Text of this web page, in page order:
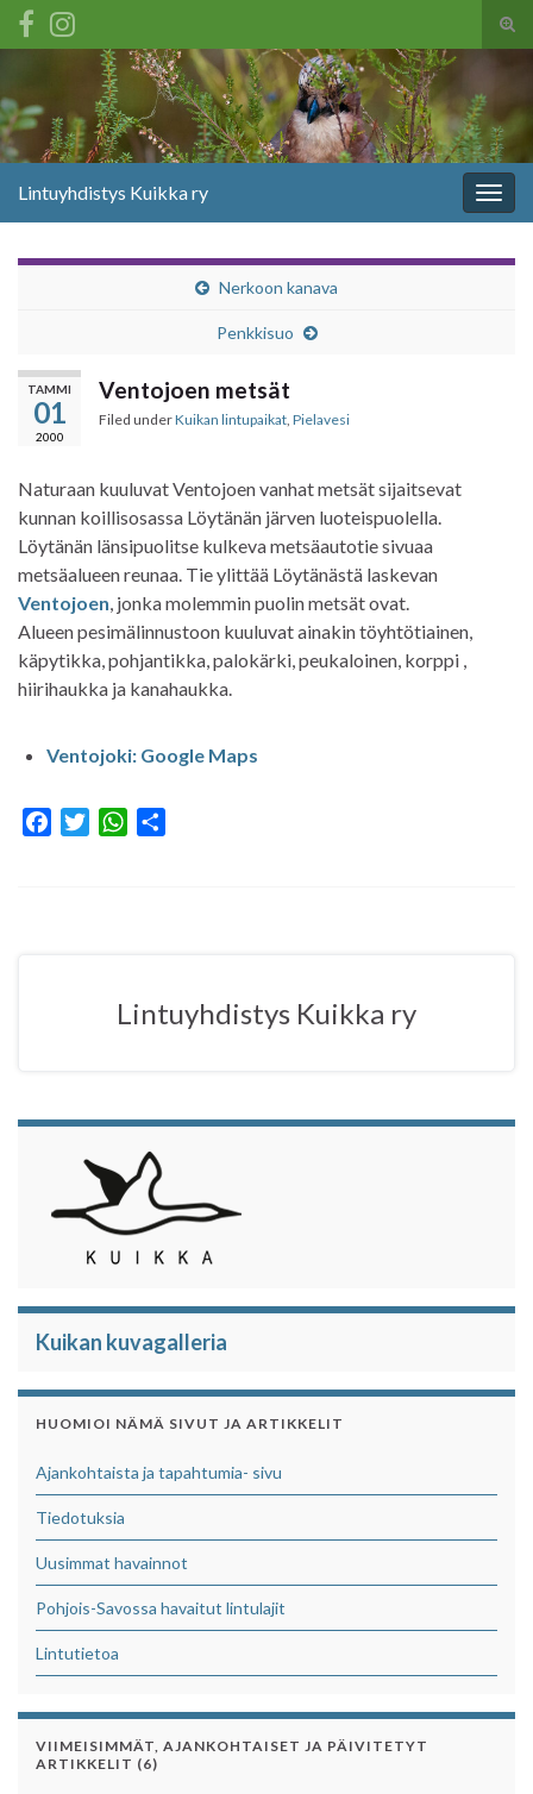
Search for:
Lintuyhdistys Kuikka ry
Nerkoon kanava
Penkkisuo
TAMMI
01
2000
Ventojoen metsät
Filed underKuikan lintupaikat Pielavesi
Naturaan kuuluvat Ventojoen vanhat metsät sijaitsevat
kunnan koillisosassa Löytänän järven luoteispuolella.
Löytänän länsipuolitse kulkeva metsäautotie sivuaa
metsäalueen reunaa. Tie ylittää Löytänästä laskevan
Ventojoen , jonka molemmin puolin metsät ovat.
Alueen pesimälinnustoon kuuluvat ainakin töyhtötiainen,
käpytikka, pohjantikka, palokärki, peukaloinen, korppi ,
hiirihaukka ja kanahaukka.
Ventojoki: Google Maps
W
p
Lintuyhdistys Kuikka ry
Kuikan kuvagalleria
HUOMIOI NÄMÄ SIVUT JA ARTIKKELIT
Ajankohtaista ja tapahtumia- sivu
Tiedotuksia
Uusimmat havainnot
Pohjois-Savossa havaitut lintulajit
Lintutietoa
VIIMEISIMMÄT, AJANKOHTAISET JA PÄIVITETYT
ARTIKKELIT (6)